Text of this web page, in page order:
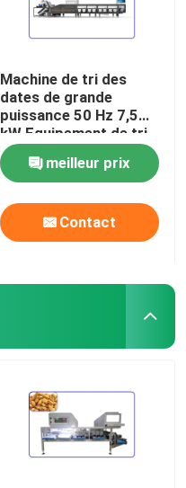
Machine de tri des
dates de grande
puissance 50 Hz 7,5
kW Equipement de tri
des aliments à 8 voies
meilleur prix
Contact